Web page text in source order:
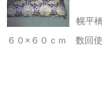
幌平
６０×６０ｃｍ 数回